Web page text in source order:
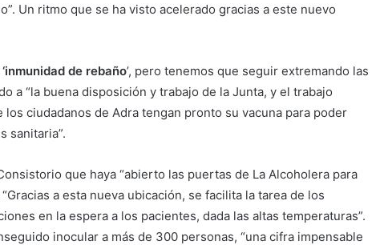
Un ritmo que se ha visto acelerado gracias a este nuevo
‘inmunidad de rebaño’, pero tenemos que seguir extremando las
a “la buena disposición y trabajo de la Junta, y el trabajo
ciudadanos de Adra tengan pronto su vacuna para poder
sanitaria”.
que haya “abierto las puertas de La Alcoholera para
a esta nueva ubicación, se facilita la tarea de los
en la espera a los pacientes, dada las altas temperaturas”.
inocular a más de 300 personas, “una cifra impensable